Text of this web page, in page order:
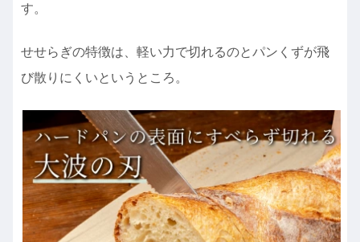
す。
せせらぎの特徴は、軽い力で切れるのとパンくずが飛
び散りにくいというところ。